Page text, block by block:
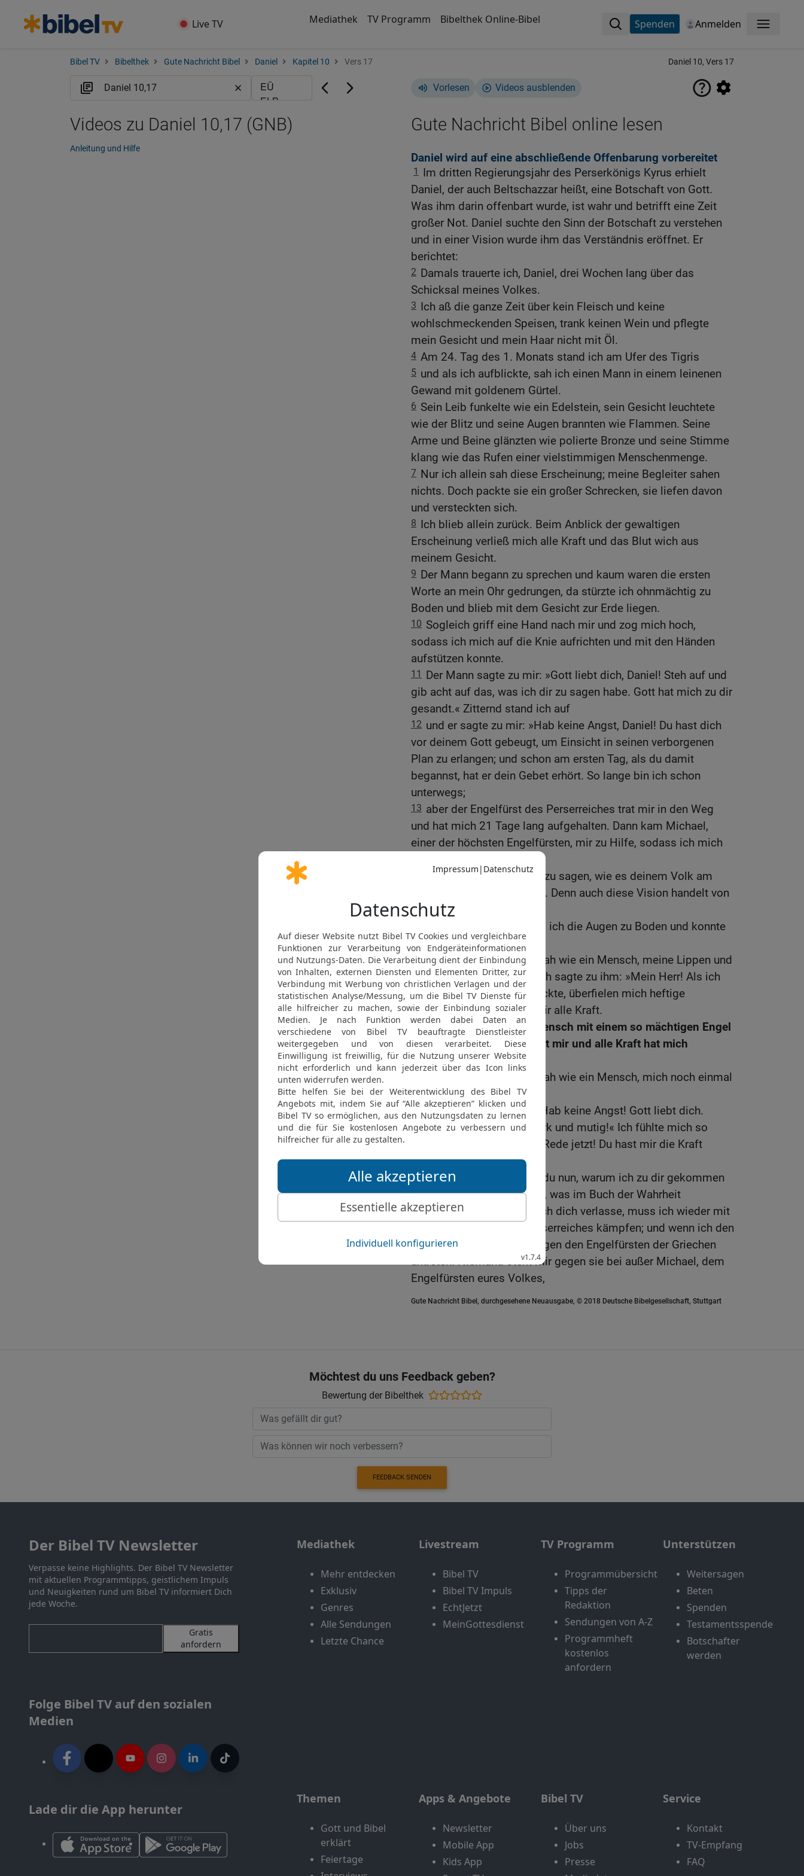
Live TV Mediathek TV Programm Bibelthek Online-Bibel Spenden Anmelden Menü
Bibel TV Bibelthek Gute Nachricht Bibel Daniel Kapitel 10 Vers 17 Daniel 10, Vers 17
Vorlesen Videos ausblenden
Gute Nachricht Bibel online lesen
Daniel wird auf eine abschließende Offenbarung vorbereitet
1
Im dritten Regierungsjahr des Perserkönigs Kyrus erhielt
Daniel, der auch Beltschazzar heißt, eine Botschaft von Gott.
Was ihm darin offenbart wurde, ist wahr und betrifft eine Zeit
großer Not. Daniel suchte den Sinn der Botschaft zu verstehen
und in einer Vision wurde ihm das Verständnis eröffnet. Er
berichtet:
2 Damals trauerte ich, Daniel, drei Wochen lang über das
Schicksal meines Volkes.
3 Ich aß die ganze Zeit über kein Fleisch und keine
wohlschmeckenden Speisen, trank keinen Wein und pflegte
mein Gesicht und mein Haar nicht mit Öl.
4 Am 24. Tag des 1. Monats stand ich am Ufer des Tigris
5 und als ich aufblickte, sah ich einen Mann in einem leinenen
Gewand mit goldenem Gürtel.
6 Sein Leib funkelte wie ein Edelstein, sein Gesicht leuchtete
wie der Blitz und seine Augen brannten wie Flammen. Seine
Arme und Beine glänzten wie polierte Bronze und seine Stimme
klang wie das Rufen einer vielstimmigen Menschenmenge.
7 Nur ich allein sah diese Erscheinung; meine Begleiter sahen
nichts. Doch packte sie ein großer Schrecken, sie liefen davon
und versteckten sich.
8 Ich blieb allein zurück. Beim Anblick der gewaltigen
Erscheinung verließ mich alle Kraft und das Blut wich aus
meinem Gesicht.
9 Der Mann begann zu sprechen und kaum waren die ersten
Worte an mein Ohr gedrungen, da stürzte ich ohnmächtig zu
Boden und blieb mit dem Gesicht zur Erde liegen.
10 Sogleich griff eine Hand nach mir und zog mich hoch,
sodass ich mich auf die Knie aufrichten und mit den Händen
aufstützen konnte.
11
Der Mann sagte zu mir: »Gott liebt dich, Daniel! Steh auf und
gib acht auf das, was ich dir zu sagen habe. Gott hat mich zu dir
gesandt.« Zitternd stand ich auf
12 und er sagte zu mir: »Hab keine Angst, Daniel! Du hast dich
vor deinem Gott gebeugt, um Einsicht in seinen verborgenen
Plan zu erlangen; und schon am ersten Tag, als du damit
begannst, hat er dein Gebet erhört. So lange bin ich schon
unterwegs;
13 aber der Engelfürst des Perserreiches trat mir in den Weg
und hat mich 21 Tage lang aufgehalten. Dann kam Michael,
einer der höchsten Engelfürsten, mir zu Hilfe, sodass ich mich
Nun bin ich hier, um dir zu sagen, wie es deinem Volk am
Ende der Zeit ergehen wird. Denn auch diese Vision handelt von
einer fernen Zukunft.«
Als er das sagte, schlug ich die Augen zu Boden und konnte
kein Wort herausbringen.
16 Da berührte er, der aussah wie ein Mensch, meine Lippen und
ich konnte wieder reden. Ich sagte zu ihm: »Mein Herr! Als ich
dich in meiner Vision erblickte, überfielen mich heftige
Schmerzen und nahmen mir alle Kraft.
17 Wie kann ich kleiner Mensch mit einem so mächtigen Engel
sprechen? Der Atem stockt mir und alle Kraft hat mich
verlassen.«
Da berührte er, der aussah wie ein Mensch, mich noch einmal
und stärkte mich.
19 Dann sagte er zu mir: »Hab keine Angst! Gott liebt dich.
Frieden sei mit dir! Sei stark und mutig!« Ich fühlte mich so
gestärkt, dass ich sagte: »Rede jetzt! Du hast mir die Kraft
gegeben, dich anzuhören.«
20-21 Er erwiderte: »Weißt du nun, warum ich zu dir gekommen
bin? Ich will dir offenbaren, was im Buch der Wahrheit
geschrieben steht. Wenn ich dich verlasse, muss ich wieder mit
dem Engelfürsten des Perserreiches kämpfen; und wenn ich den
besiegt habe, muss ich gegen den Engelfürsten der Griechen
antreten. Niemand steht mir gegen sie bei außer Michael, dem
Engelfürsten eures Volkes,
Gute Nachricht Bibel, durchgesehene Neuausgabe, © 2018 Deutsche Bibelgesellschaft, Stuttgart
Videos zu Daniel 10,17 (GNB)
Anleitung und Hilfe
Möchtest du uns Feedback geben?
Bewertung der Bibelthek
FEEDBACK SENDEN
Der Bibel TV Newsletter
Verpasse keine Highlights. Der Bibel TV Newsletter
mit aktuellen Programmtipps, geistlichem Impuls
und Neuigkeiten rund um Bibel TV informiert Dich
jede Woche.
Gratis
anfordern
Folge Bibel TV auf den sozialen
Medien
Lade dir die App herunter
Mediathek
Mehr entdecken
Exklusiv
Genres
Alle Sendungen
Letzte Chance
Livestream
Bibel TV
Bibel TV Impuls
EchtJetzt
MeinGottesdienst
TV Programm
Programmübersicht
Tipps der
Redaktion
Sendungen von A-Z
Programmheft
kostenlos
anfordern
Unterstützen
Weitersagen
Beten
Spenden
Testamentsspende
Botschafter
werden
Themen
Gott und Bibel
erklärt
Feiertage
Apps & Angebote
Newsletter
Mobile App
Kids App
Bibel TV
Über uns
Jobs
Presse
Service
Kontakt
TV-Empfang
FAQ